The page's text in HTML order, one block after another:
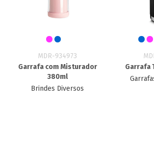
MDR-934973
Garrafa com Misturador
380ml
Brindes Diversos
Garrafa